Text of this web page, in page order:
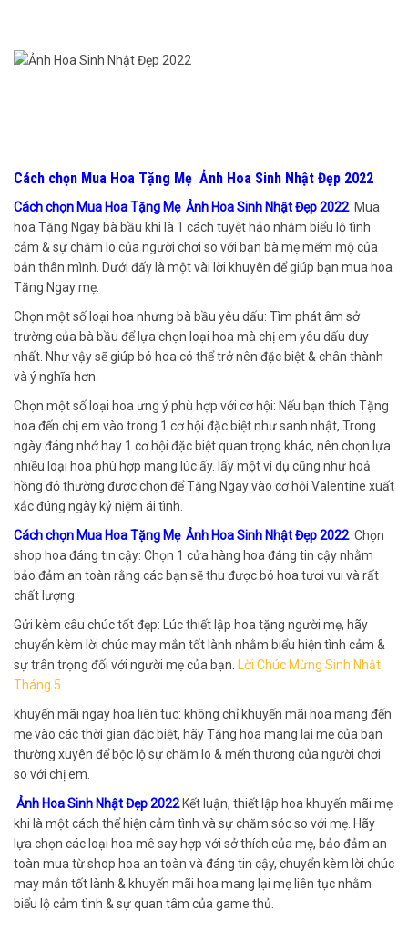
Cách chọn Mua Hoa Tặng Mẹ Ảnh Hoa Sinh Nhật Đẹp 2022
Cách chọn Mua Hoa Tặng Mẹ Ảnh Hoa Sinh Nhật Đẹp 2022 Mua
hoa Tặng Ngay bà bầu khi là 1 cách tuyệt hảo nhằm biểu lộ tình
cảm & sự chăm lo của người chơi so với bạn bà mẹ mếm mộ của
bản thân mình. Dưới đấy là một vài lời khuyên để giúp bạn mua hoa
Tặng Ngay mẹ:
Chọn một số loại hoa nhưng bà bầu yêu dấu: Tìm phát âm sở
trường của bà bầu để lựa chọn loại hoa mà chị em yêu dấu duy
nhất. Như vậy sẽ giúp bó hoa có thể trở nên đặc biệt & chân thành
và ý nghĩa hơn.
Chọn một số loại hoa ưng ý phù hợp với cơ hội: Nếu bạn thích Tặng
hoa đến chị em vào trong 1 cơ hội đặc biệt như sanh nhật, Trong
ngày đáng nhớ hay 1 cơ hội đặc biệt quan trọng khác, nên chọn lựa
nhiều loại hoa phù hợp mang lúc ấy. lấy một ví dụ cũng như hoả
hồng đỏ thường được chọn để Tặng Ngay vào cơ hội Valentine xuất
xắc đúng ngày kỷ niệm ái tình.
Cách chọn Mua Hoa Tặng Mẹ Ảnh Hoa Sinh Nhật Đẹp 2022 Chọn
shop hoa đáng tin cậy: Chọn 1 cửa hàng hoa đáng tin cậy nhằm
bảo đảm an toàn rằng các bạn sẽ thu được bó hoa tươi vui và rất
chất lượng.
Gửi kèm câu chúc tốt đẹp: Lúc thiết lập hoa tặng người mẹ, hãy
chuyển kèm lời chúc may mắn tốt lành nhằm biểu hiện tình cảm &
sự trân trọng đối với người mẹ của bạn. Lời Chúc Mừng Sinh Nhật
Tháng 5
khuyến mãi ngay hoa liên tục: không chỉ khuyến mãi hoa mang đến
mẹ vào các thời gian đặc biệt, hãy Tặng hoa mang lại mẹ của bạn
thường xuyên để bộc lộ sự chăm lo & mến thương của người chơi
so với chị em.
Ảnh Hoa Sinh Nhật Đẹp 2022 Kết luận, thiết lập hoa khuyến mãi mẹ
khi là một cách thể hiện cảm tình và sự chăm sóc so với mẹ. Hãy
lựa chọn các loại hoa mê say hợp với sở thích của mẹ, bảo đảm an
toàn mua từ shop hoa an toàn và đáng tin cậy, chuyển kèm lời chúc
may mắn tốt lành & khuyến mãi hoa mang lại mẹ liên tục nhằm
biểu lộ cảm tình & sự quan tâm của game thủ.